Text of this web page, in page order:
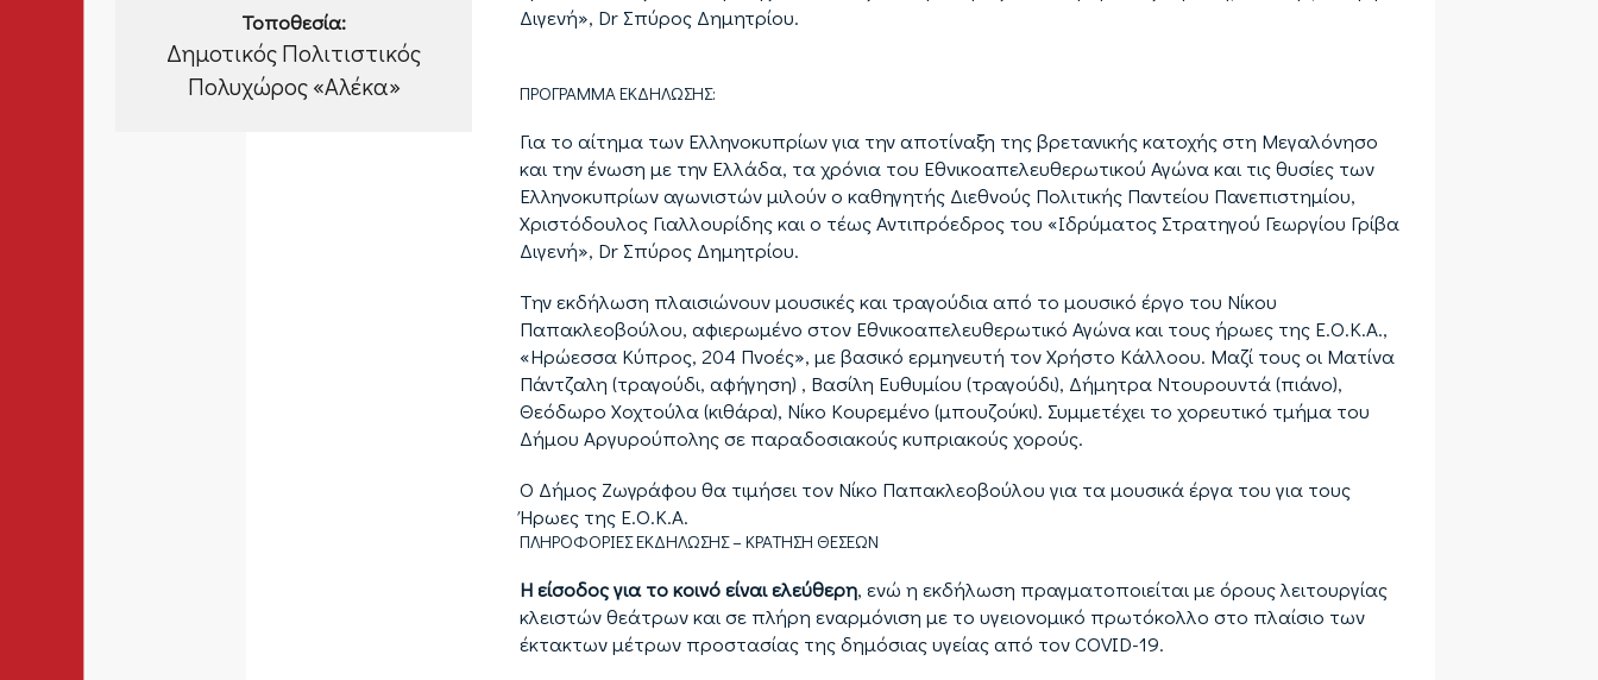
Διγενή», Dr Σπύρος Δημητρίου.
ΠΡΟΓΡΑΜΜΑ ΕΚΔΗΛΩΣΗΣ:
Για το αίτημα των Ελληνοκυπρίων για την αποτίναξη της βρετανικής κατοχής στη Μεγαλόνησο
και την ένωση με την Ελλάδα, τα χρόνια του Εθνικοαπελευθερωτικού Αγώνα και τις θυσίες των
Ελληνοκυπρίων αγωνιστών μιλούν ο καθηγητής Διεθνούς Πολιτικής Παντείου Πανεπιστημίου,
Χριστόδουλος Γιαλλουρίδης και ο τέως Αντιπρόεδρος του «Ιδρύματος Στρατηγού Γεωργίου Γρίβα
Διγενή», Dr Σπύρος Δημητρίου.
Την εκδήλωση πλαισιώνουν μουσικές και τραγούδια από το μουσικό έργο του Νίκου
Παπακλεοβούλου, αφιερωμένο στον Εθνικοαπελευθερωτικό Αγώνα και τους ήρωες της Ε.Ο.Κ.Α.,
«Ηρώεσσα Κύπρος, 204 Πνοές», με βασικό ερμηνευτή τον Χρήστο Κάλλοου. Μαζί τους οι Ματίνα
Πάντζαλη (τραγούδι, αφήγηση) , Βασίλη Ευθυμίου (τραγούδι), Δήμητρα Ντουρουντά (πιάνο),
Θεόδωρο Χοχτούλα (κιθάρα), Νίκο Κουρεμένο (μπουζούκι). Συμμετέχει το χορευτικό τμήμα του
Δήμου Αργυρούπολης σε παραδοσιακούς κυπριακούς χορούς.
Ο Δήμος Ζωγράφου θα τιμήσει τον Νίκο Παπακλεοβούλου για τα μουσικά έργα του για τους
Ήρωες της Ε.Ο.Κ.Α.
ΠΛΗΡΟΦΟΡΙΕΣ ΕΚΔΗΛΩΣΗΣ – ΚΡΑΤΗΣΗ ΘΕΣΕΩΝ
Η είσοδος για το κοινό είναι ελεύθερη, ενώ η εκδήλωση πραγματοποιείται με όρους λειτουργίας
κλειστών θεάτρων και σε πλήρη εναρμόνιση με το υγειονομικό πρωτόκολλο στο πλαίσιο των
έκτακτων μέτρων προστασίας της δημόσιας υγείας από τον COVID-19.
Τοποθεσία:
Δημοτικός Πολιτιστικός
Πολυχώρος «Αλέκα»